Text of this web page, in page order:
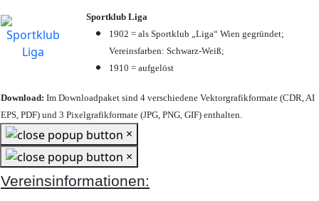
Sportklub Liga
1902 = als Sportklub „Liga“ Wien gegründet;
Vereinsfarben: Schwarz-Weiß;
1910 = aufgelöst
Download: Im Downloadpaket sind 4 verschiedene Vektorgrafikformate (CDR, AI
EPS, PDF) und 3 Pixelgrafikformate (JPG, PNG, GIF) enthalten.
×
×
Vereinsinformationen: